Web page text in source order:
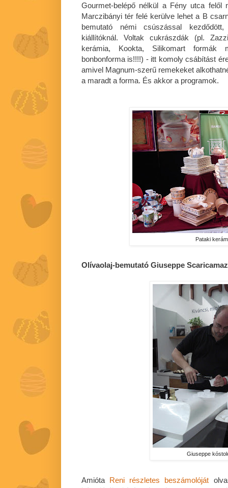
Gourmet-belépő nélkül a Fény utca
Marczibányi tér felé kerülve lehet a B
bemutató némi csúszással
kiállítóknál. Voltak cukrászdák (pl.
kerámia, Kookta, Silikomart formák
bonbonforma is!!!!) - itt komoly csábítást
amivel Magnum-szerű remekeket
a maradt a forma. És akkor a programok.
Pataki
Olívaolaj-bemutató Giuseppe
Giuseppe
Amióta Reni részletes beszámolóját